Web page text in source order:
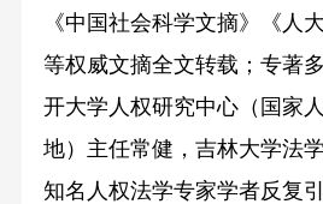
《中国社会科学文摘》《人
等权威文摘全文转载；专著
开大学人权研究中心（国家
地）主任常健，吉林大学法
知名人权法学专家学者反复引